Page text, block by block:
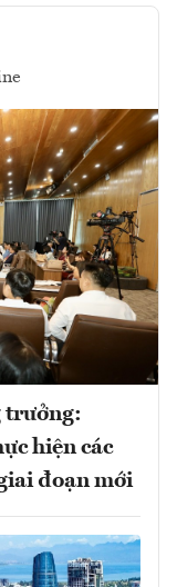
trưởng:
hiện các
đoạn mới